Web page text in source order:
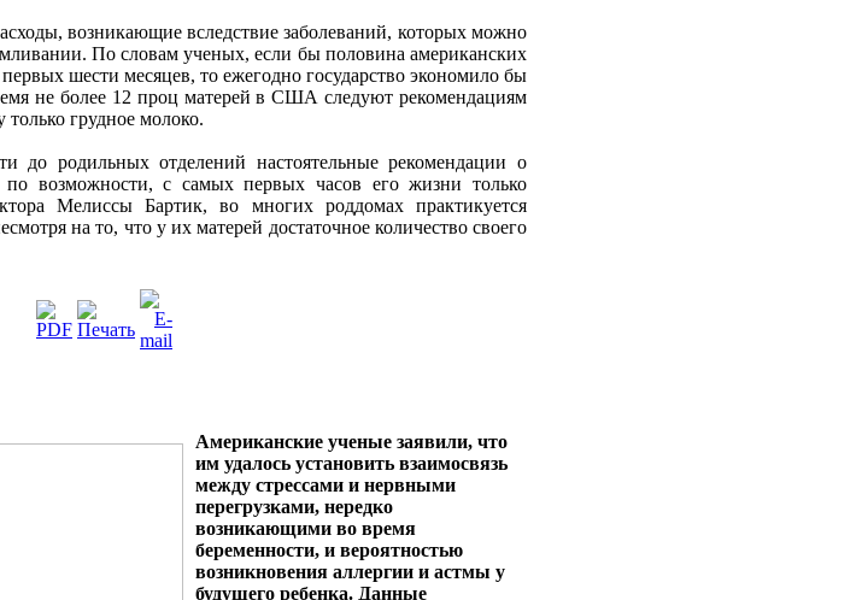
возникающие вследствие заболеваний, которых можно
По словам ученых, если бы половина американских
шести месяцев, то ежегодно государство экономило бы
не более 12 проц матерей в США следуют рекомендациям
грудное молоко.
до родильных отделений настоятельные рекомендации о
по возможности, с самых первых часов его жизни только
Мелиссы Бартик, во многих роддомах практикуется
на то, что у их матерей достаточное количество своего
Американские ученые заявили, что
им удалось установить взаимосвязь
между стрессами и нервными
перегрузками, нередко
возникающими во время
беременности, и вероятностью
возникновения аллергии и астмы у
будущего ребенка. Данные